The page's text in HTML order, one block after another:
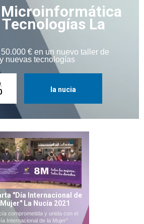
Microinformática
La
€ en un nuevo taller de
nuevas tecnologías
la nucia
"Día Internacional de
Mujer" La Nucía 2021
comprometida y unida con el
Internacional de la Mujer"